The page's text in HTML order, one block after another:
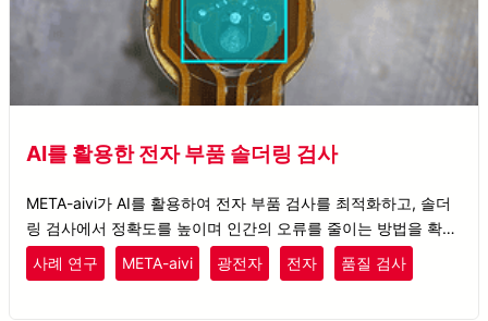
AI를 활용한 전자 부품 솔더링 검사
META-aivi가 AI를 활용하여 전자 부품 검사를 최적화하고, 솔더
링 검사에서 정확도를 높이며 인간의 오류를 줄이는 방법을 확인
해 보세요.
사례 연구 META-aivi 광전자 전자 품질 검사